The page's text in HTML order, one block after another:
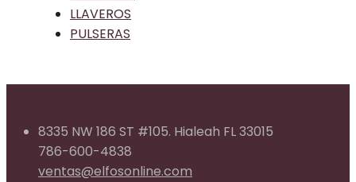
LLAVEROS
PULSERAS
8335 NW 186 ST #105. Hialeah FL 33015
786-600-4838
ventas@elfosonline.com